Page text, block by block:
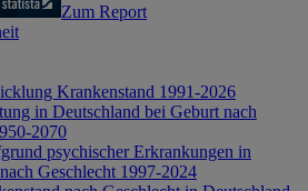
Zum Report
Krankenstand 1991-2026
in Deutschland bei Geburt nach
2070
psychischer Erkrankungen in
Geschlecht 1997-2024